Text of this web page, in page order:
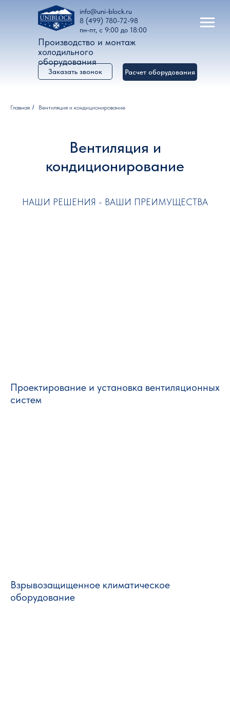
Производство и монтаж
холодильного
оборудования
8 (499) 780-72-98
info@uni-block.ru
пн-пт, с 9:00 до 18:00
Расчет оборудования
Заказать звонок
Главная / Вентиляция и кондиционирование
Вентиляция и
кондиционирование
НАШИ РЕШЕНИЯ - ВАШИ ПРЕИМУЩЕСТВА
Проектирование и установка вентиляционных
систем
Взрывозащищенное климатическое
оборудование